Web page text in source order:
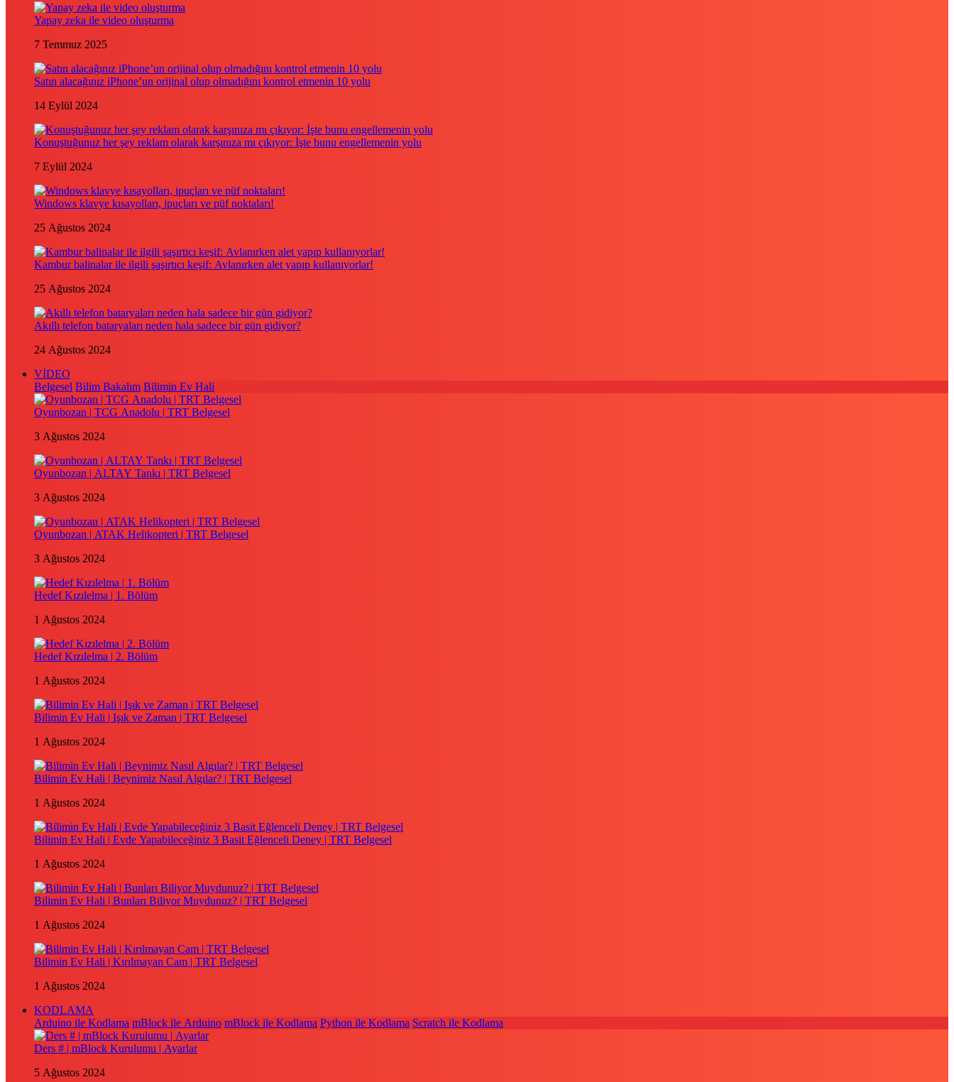
Yapay zeka ile video oluşturma
7 Temmuz 2025
Satın alacağınız iPhone’un orijinal olup olmadığını kontrol etmenin 10 yolu
14 Eylül 2024
Konuştuğunuz her şey reklam olarak karşınıza mı çıkıyor: İşte bunu engellemenin yolu
7 Eylül 2024
Windows klavye kısayolları, ipuçları ve püf noktaları!
25 Ağustos 2024
Kambur balinalar ile ilgili şaşırtıcı keşif: Avlanırken alet yapıp kullanıyorlar!
25 Ağustos 2024
Akıllı telefon bataryaları neden hala sadece bir gün gidiyor?
24 Ağustos 2024
VİDEO
Belgesel Bilim Bakalım Bilimin Ev Hali
Oyunbozan | TCG Anadolu | TRT Belgesel
3 Ağustos 2024
Oyunbozan | ALTAY Tankı | TRT Belgesel
3 Ağustos 2024
Oyunbozan | ATAK Helikopteri | TRT Belgesel
3 Ağustos 2024
Hedef Kızılelma | 1. Bölüm
1 Ağustos 2024
Hedef Kızılelma | 2. Bölüm
1 Ağustos 2024
Bilimin Ev Hali | Işık ve Zaman | TRT Belgesel
1 Ağustos 2024
Bilimin Ev Hali | Beynimiz Nasıl Algılar? | TRT Belgesel
1 Ağustos 2024
Bilimin Ev Hali | Evde Yapabileceğiniz 3 Basit Eğlenceli Deney | TRT Belgesel
1 Ağustos 2024
Bilimin Ev Hali | Bunları Biliyor Muydunuz? | TRT Belgesel
1 Ağustos 2024
Bilimin Ev Hali | Kırılmayan Cam | TRT Belgesel
1 Ağustos 2024
KODLAMA
Arduino ile Kodlama mBlock ile Arduino mBlock ile Kodlama Python ile Kodlama Scratch ile Kodlama
Ders # | mBlock Kurulumu | Ayarlar
5 Ağustos 2024